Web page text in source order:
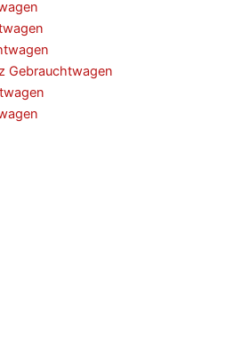
Gebrauchtwagen